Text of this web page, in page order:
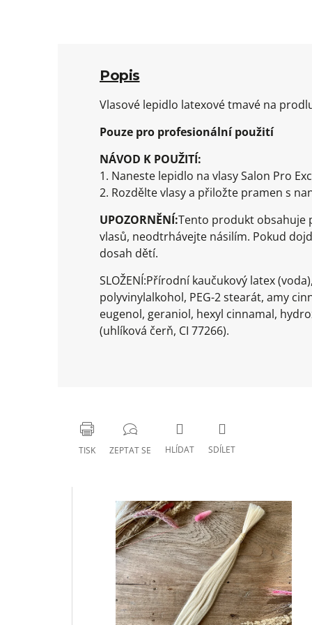
Popis
Vlasové lepidlo latexové tmavé na
Pouze pro profesionální použití
NÁVOD K POUŽITÍ:
1. Naneste lepidlo na vlasy Salon Pro
2. Rozdělte vlasy a přiložte pramen s
UPOZORNĚNÍ:Tento produkt obsahuje
vlasů, neodtrhávejte násilím. Pokud
dosah dětí.
SLOŽENÍ:Přírodní kaučukový latex
polyvinylalkohol, PEG-2 stearát, amy
eugenol, geraniol, hexyl cinnamal,
(uhlíková čerň, CI 77266).
TISK ZEPTAT SE HLÍDAT SDÍLET